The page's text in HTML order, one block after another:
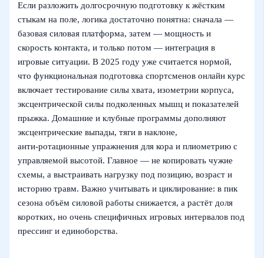
Если разложить долгосрочную подготовку к жёстким
стыкам на поле, логика достаточно понятна: сначала —
базовая силовая платформа, затем — мощность и
скорость контакта, и только потом — интеграция в
игровые ситуации. В 2025 году уже считается нормой,
что функциональная подготовка спортсменов онлайн курс
включает тестирование силы хвата, изометрии корпуса,
эксцентрической силы подколенных мышц и показателей
прыжка. Домашние и клубные программы дополняют
эксцентрические выпады, тяги в наклоне,
анти‑ротационные упражнения для кора и плиометрию с
управляемой высотой. Главное — не копировать чужие
схемы, а выстраивать нагрузку под позицию, возраст и
историю травм. Важно учитывать и циклирование: в пик
сезона объём силовой работы снижается, а растёт доля
коротких, но очень специфичных игровых интервалов под
прессинг и единоборства.